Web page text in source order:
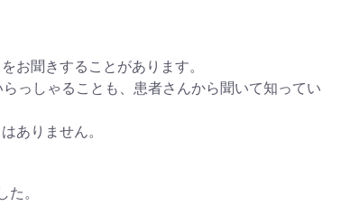
お聞きすることがあります。
っしゃることも、患者さんから聞いて知ってい
ありません。
た。